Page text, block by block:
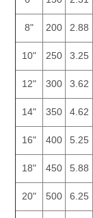
8" 200 2.88
10" 250 3.25
12" 300 3.62
14" 350 4.62
16" 400 5.25
18" 450 5.88
20" 500 6.25